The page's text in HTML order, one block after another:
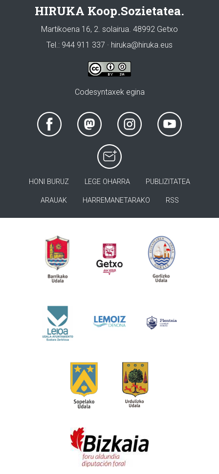
HIRUKA Koop.Sozietatea.
Martikoena 16, 2. solairua. 48992 Getxo
Tel.: 944 911 337 · hiruka@hiruka.eus
Codesyntaxek egina
HONI BURUZ LEGE OHARRA PUBLIZITATEA
ARAUAK HARREMANETARAKO RSS